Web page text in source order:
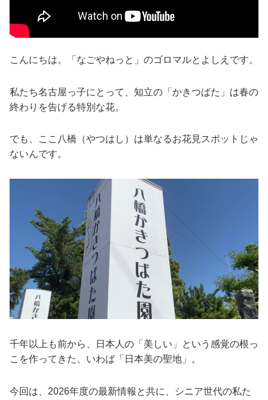
こんにちは。「なごやねっと」のゴロマルとよしえです。
私たち名古屋っ子にとって、知立の「かきつばた」は春の
終わりを告げる特別な花。
でも、ここ八橋（やつはし）は単なるお花見スポットじゃ
ないんです。
千年以上も前から、日本人の「美しい」という感覚の根っ
こを作ってきた、いわば「日本美の聖地」。
今回は、2026年度の最新情報と共に、シニア世代の私た